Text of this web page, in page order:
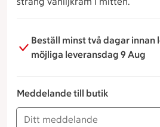
Beställ minst två dagar innan
möjliga leveransdag 9 Aug
Meddelande till butik